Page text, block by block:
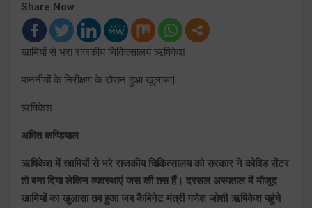
Share Now
खामियों से भरा राजकीय चिकित्सालय ऋषिकेश
माननीयों के निरीक्षण के दौरान हुआ खुलासा|
ऋषिकेश
अमित कण्डियाल
ऋषिकेश में खामियों से भरे राजकीय चिकित्सालय को सरकार ने कोविड सेंटर
तो बना दिया लेकिन व्यवस्थाएं जस की तस हैं। दरसल अस्पताल में मौजूद
खामियों का खुलासा तब हुआ जब कैबिनेट मंत्री गणेश जोशी ऋषिकेश पहुंचे